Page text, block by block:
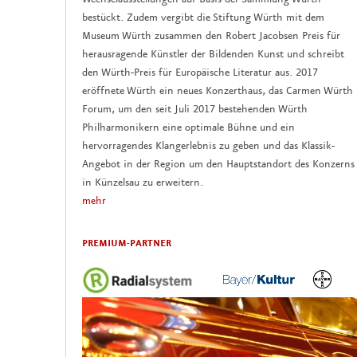
bestückt. Zudem vergibt die Stiftung Würth mit dem
Museum Würth zusammen den Robert Jacobsen Preis für
herausragende Künstler der Bildenden Kunst und schreibt
den Würth-Preis für Europäische Literatur aus. 2017
eröffnete Würth ein neues Konzerthaus, das Carmen Würth
Forum, um den seit Juli 2017 bestehenden Würth
Philharmonikern eine optimale Bühne und ein
hervorragendes Klangerlebnis zu geben und das Klassik-
Angebot in der Region um den Hauptstandort des Konzerns
in Künzelsau zu erweitern.
mehr
PREMIUM-PARTNER